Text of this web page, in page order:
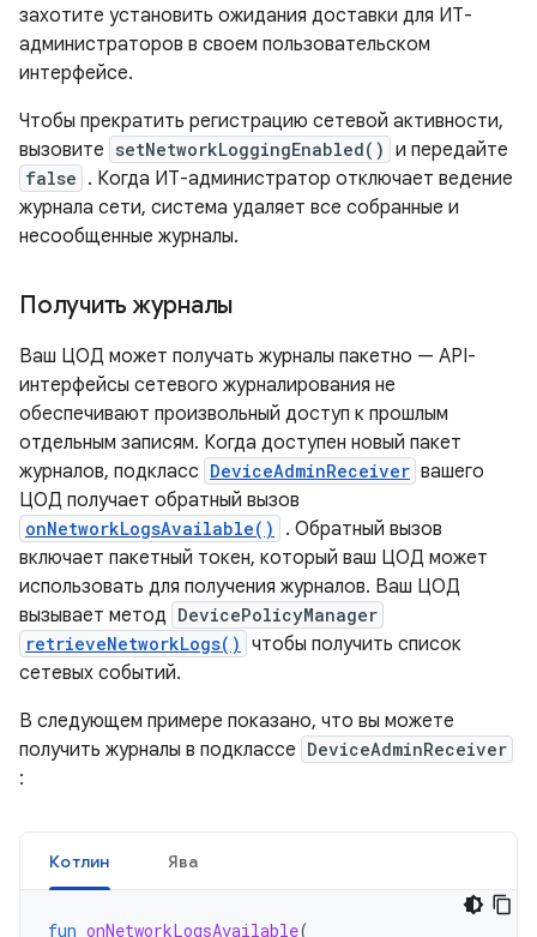
захотите установить ожидания доставки для ИТ-
администраторов в своем пользовательском
интерфейсе.
Чтобы прекратить регистрацию сетевой активности,
вызовите setNetworkLoggingEnabled() и передайте
false . Когда ИТ-администратор отключает ведение
журнала сети, система удаляет все собранные и
несообщенные журналы.
Получить журналы
Ваш ЦОД может получать журналы пакетно — API-
интерфейсы сетевого журналирования не
обеспечивают произвольный доступ к прошлым
отдельным записям. Когда доступен новый пакет
журналов, подкласс DeviceAdminReceiver вашего
ЦОД получает обратный вызов
onNetworkLogsAvailable()
. Обратный вызов
включает пакетный токен, который ваш ЦОД может
использовать для получения журналов. Ваш ЦОД
вызывает метод DevicePolicyManager
retrieveNetworkLogs() чтобы получить список
сетевых событий.
В следующем примере показано, что вы можете
получить журналы в подклассе DeviceAdminReceiver
:
Котлин Ява
fun onNetworkLogsAvailable(